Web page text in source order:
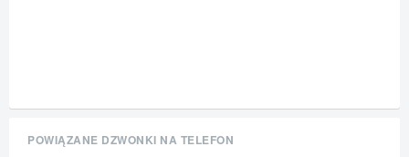
POWIĄZANE DZWONKI NA TELEFON